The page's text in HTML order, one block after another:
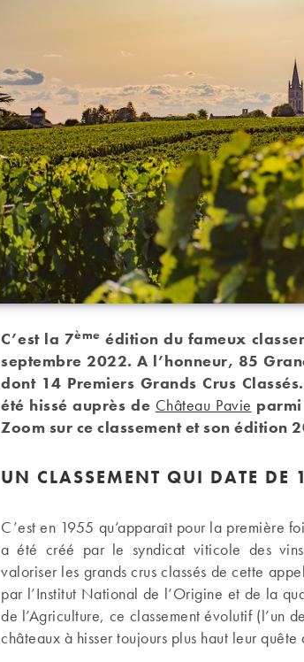
C’est la 7ème édition du fameux
septembre 2022. A l’honneur, 85
dont 14 Premiers Grands Crus
été hissé auprès de Château Pavie parmi
Zoom sur ce classement et son édition
UN CLASSEMENT QUI DATE DE
C’est en 1955 qu’apparaît pour la première
a été créé par le syndicat viticole des
valoriser les grands crus classés de cette
par l’Institut National de l’Origine et de la
de l’Agriculture, ce classement évolutif (l’un
châteaux à hisser toujours plus haut leur